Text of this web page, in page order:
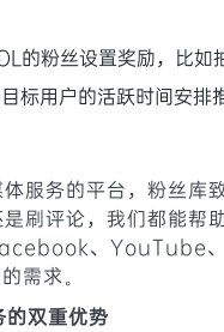
的粉丝设置奖励，比如
标用户的活跃时间安排
服务的平台，粉丝库
刷评论，我们都能帮
、
需求。
双重优势